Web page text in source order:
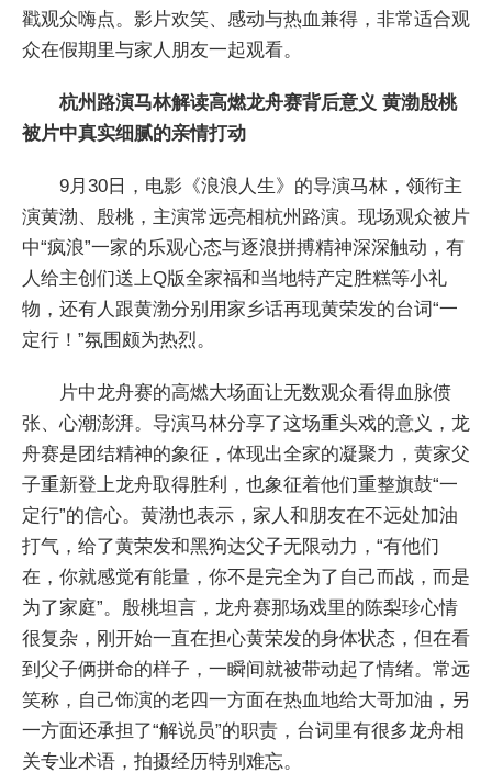
戳观众嗨点。影片欢笑、感动与热血兼得，非常适合观
众在假期里与家人朋友一起观看。
杭州路演马林解读高燃龙舟赛背后意义 黄渤殷桃
被片中真实细腻的亲情打动
9月30日，电影《浪浪人生》的导演马林，领衔主
演黄渤、殷桃，主演常远亮相杭州路演。现场观众被片
中“疯浪”一家的乐观心态与逐浪拼搏精神深深触动，有
人给主创们送上Q版全家福和当地特产定胜糕等小礼
物，还有人跟黄渤分别用家乡话再现黄荣发的台词“一
定行！”氛围颇为热烈。
片中龙舟赛的高燃大场面让无数观众看得血脉偾
张、心潮澎湃。导演马林分享了这场重头戏的意义，龙
舟赛是团结精神的象征，体现出全家的凝聚力，黄家父
子重新登上龙舟取得胜利，也象征着他们重整旗鼓“一
定行”的信心。黄渤也表示，家人和朋友在不远处加油
打气，给了黄荣发和黑狗达父子无限动力，“有他们
在，你就感觉有能量，你不是完全为了自己而战，而是
为了家庭”。殷桃坦言，龙舟赛那场戏里的陈梨珍心情
很复杂，刚开始一直在担心黄荣发的身体状态，但在看
到父子俩拼命的样子，一瞬间就被带动起了情绪。常远
笑称，自己饰演的老四一方面在热血地给大哥加油，另
一方面还承担了“解说员”的职责，台词里有很多龙舟相
关专业术语，拍摄经历特别难忘。